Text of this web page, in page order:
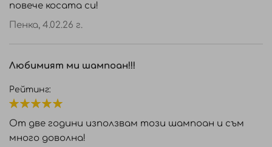
повече косата си!
Пенка, 4.02.26 г.
Любимият ми шампоан!!!
Рейтинг:
От две години използвам този шампоан и съм
много доволна!